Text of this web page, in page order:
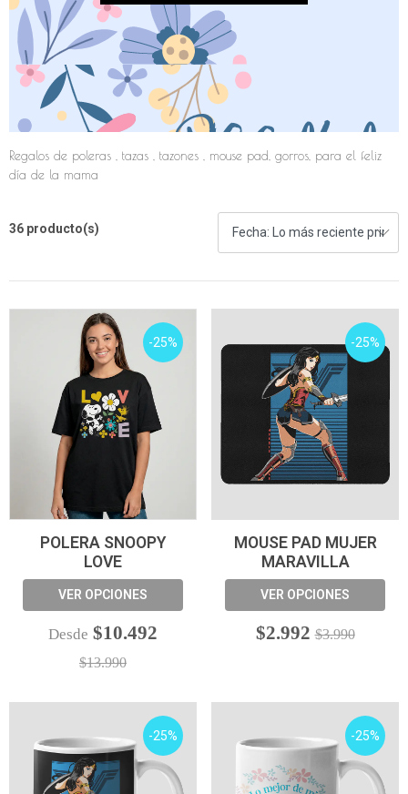
Regalos de poleras , tazas , tazones , mouse pad, gorros, para el feliz
día de la mama
36 producto(s)
-25%
POLERA SNOOPY
LOVE
VER OPCIONES
Desde $10.492
$13.990
-25%
MOUSE PAD MUJER
MARAVILLA
VER OPCIONES
$2.992 $3.990
-25% -25%